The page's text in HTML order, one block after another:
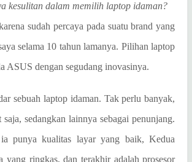
kesulitan dalam memilih laptop idaman?
sudah percaya pada suatu brand yang
selama 10 tahun lamanya. Pilihan laptop
ASUS dengan segudang inovasinya.
sebuah laptop idaman. Tak perlu banyak,
sedangkan lainnya sebagai penunjang.
ia punya kualitas layar yang baik, Kedua
yang ringkas, dan terakhir adalah prosesor